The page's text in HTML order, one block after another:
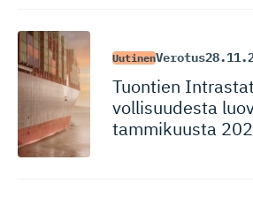
UutinenVerotus
Tuontien
vol­li­suudesta
tammikuusta